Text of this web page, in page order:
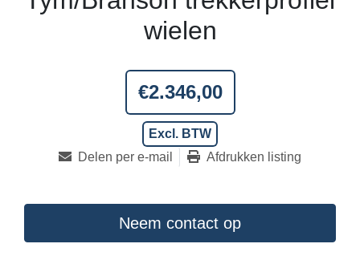
€2.346,00
Excl. BTW
wielen
Delen per e-mail Afdrukken listing
Neem contact op